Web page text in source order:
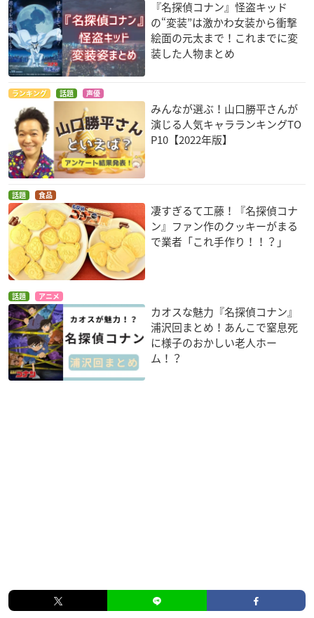
『名探偵コナン』怪盗キッド
の“変装”は激かわ女装から衝撃
絵面の元太まで！これまでに変
装した人物まとめ
ランキング 話題 声優
みんなが選ぶ！山口勝平さんが
演じる人気キャラランキングTO
P10【2022年版】
話題 食品
凄すぎるて工藤！『名探偵コナ
ン』ファン作のクッキーがまる
で業者「これ手作り！！？」
話題 アニメ
カオスな魅力『名探偵コナン』
浦沢回まとめ！あんこで窒息死
に様子のおかしい老人ホー
ム！？